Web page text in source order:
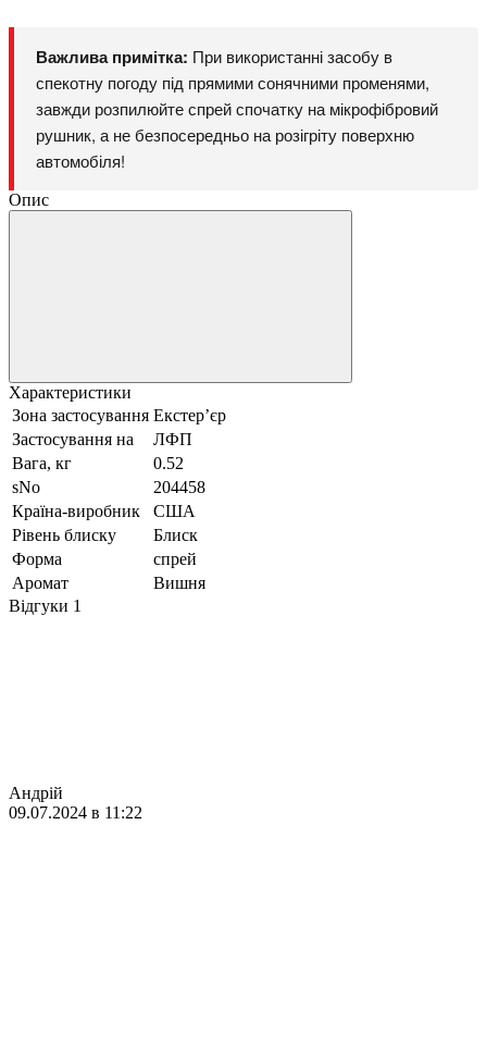
Важлива примітка: При використанні засобу в
спекотну погоду під прямими сонячними променями,
завжди розпилюйте спрей спочатку на мікрофібровий
рушник, а не безпосередньо на розігріту поверхню
автомобіля!
Опис
Характеристики
Зона застосування Екстерʼєр
Застосування на
ЛФП
Вага, кг
0.52
sNo
204458
Країна-виробник
США
Рівень блиску
Блиск
Форма
спрей
Аромат
Вишня
Відгуки 1
Андрій
09.07.2024 в 11:22